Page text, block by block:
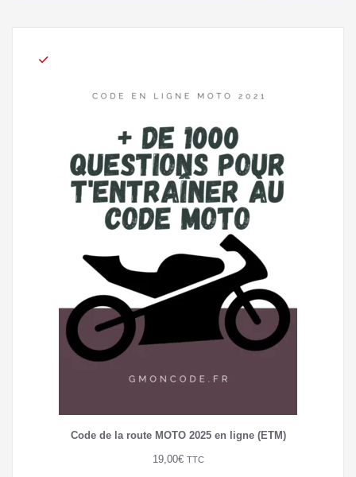
Code de la route MOTO 2025 en ligne (ETM)
19,00€ TTC